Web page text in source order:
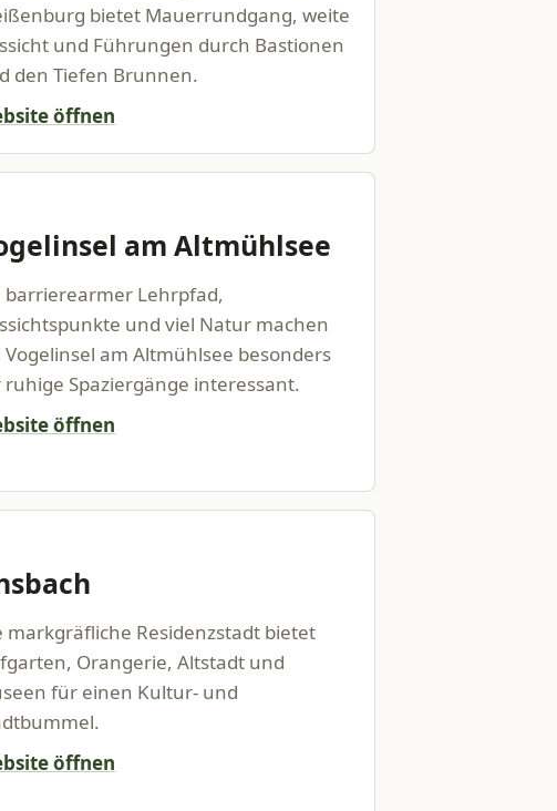
bietet Mauerrundgang, weite
und Führungen durch Bastionen
den Tiefen Brunnen.
öffnen
am Altmühlsee
barrierearmer Lehrpfad,
und viel Natur machen
Vogelinsel am Altmühlsee besonders
Spaziergänge interessant.
öffnen
markgräfliche Residenzstadt bietet
Orangerie, Altstadt und
für einen Kultur- und
öffnen